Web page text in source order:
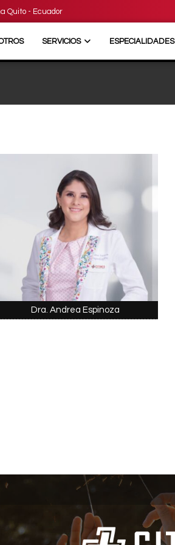
Quito - Ecuador
SERVICIOS ESPECIALIDADES
Dra. Andrea Espinoza